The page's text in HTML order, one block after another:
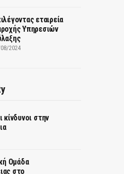
εταιρεία
Υπηρεσιών
2024
στην
Ομάδα
στο